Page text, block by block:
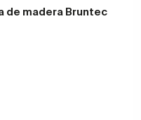
de madera Bruntec